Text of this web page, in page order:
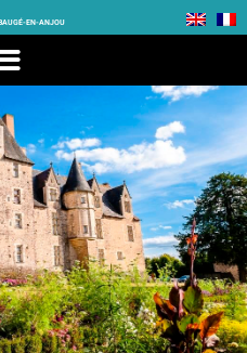
EN-ANJOU